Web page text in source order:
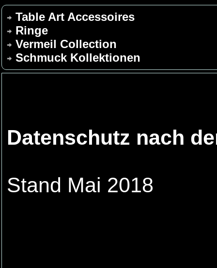
Table Art Accessoires
Ringe
Vermeil Collection
Schmuck Kollektionen
Datenschutz nach
Stand Mai 2018